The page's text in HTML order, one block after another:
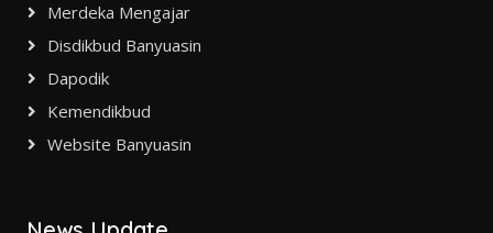
Merdeka Mengajar
Disdikbud Banyuasin
Dapodik
Kemendikbud
Website Banyuasin